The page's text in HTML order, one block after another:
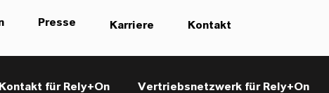
Presse Karriere Kontakt
Kontakt für Rely+On Vertriebsnetzwerk für Rely+On